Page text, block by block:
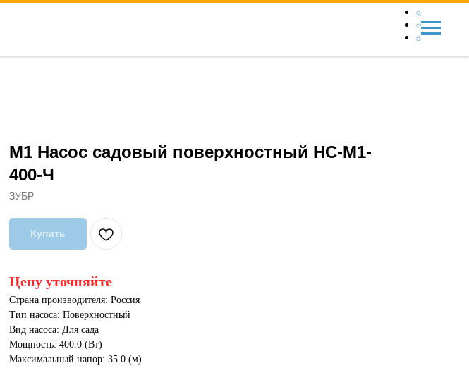
М1 Насос садовый поверхностный НС-М1-
400-Ч
ЗУБР
Купить
Цену уточняйте
Страна производителя: Россия
Тип насоса: Поверхностный
Вид насоса: Для сада
Мощность: 400.0 (Вт)
Максимальный напор: 35.0 (м)